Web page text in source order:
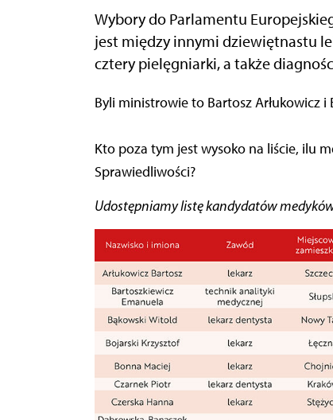
Wybory do Parlamentu
jest między innymi dziewiętnastu
cztery pielęgniarki, a także
Byli ministrowie to Bartosz Arłukowicz i
Kto poza tym jest wysoko na liście, ilu
Sprawiedliwości?
Udostępniamy listę kandydatów